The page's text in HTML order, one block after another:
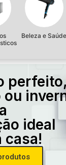
Beleza e Saúde
perfeito,
ou
ideal
casa!